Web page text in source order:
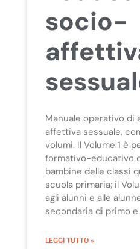
socio-
Manuale operativo di
affettiva sessuale,
volumi. Il Volume 1 è
formativo-educativo
bambine delle classi
scuola primaria; il
agli alunni e alle
secondaria di primo
LEGGI TUTTO »